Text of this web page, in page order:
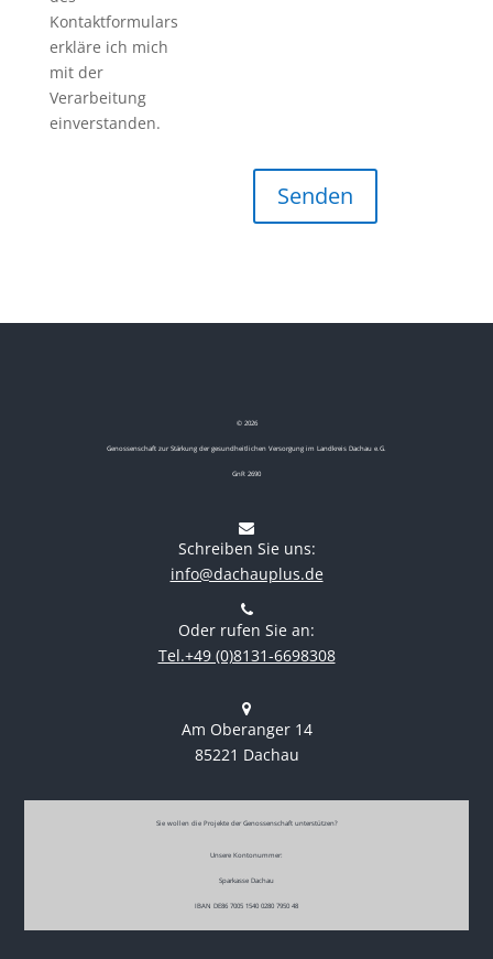
Kontaktformulars
erkläre ich mich
mit der
Verarbeitung
einverstanden.
© 2026
Genossenschaft zur Stärkung der gesundheitlichen Versorgung im Landkreis Dachau e.G.
GnR 2690
Schreiben Sie uns:
info@dachauplus.de
Oder rufen Sie an:
Tel.+49 (0)8131-6698308
Am Oberanger 14
85221 Dachau
Sie wollen die Projekte der Genossenschaft unterstützen?
Unsere Kontonummer:
Sparkasse Dachau
IBAN DE86 7005 1540 0280 7950 48